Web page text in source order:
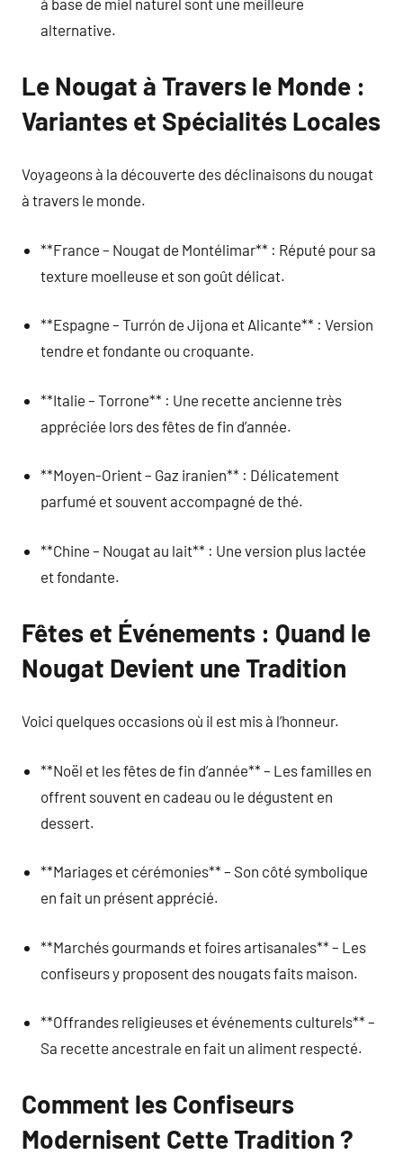
alternative.
Le Nougat à Travers le Monde :
Variantes et Spécialités Locales
Voyageons à la découverte des déclinaisons du nougat
à travers le monde.
**France – Nougat de Montélimar** : Réputé pour sa
texture moelleuse et son goût délicat.
**Espagne – Turrón de Jijona et Alicante** : Version
tendre et fondante ou croquante.
**Italie – Torrone** : Une recette ancienne très
appréciée lors des fêtes de fin d’année.
**Moyen-Orient – Gaz iranien** : Délicatement
parfumé et souvent accompagné de thé.
**Chine – Nougat au lait** : Une version plus lactée
et fondante.
Fêtes et Événements : Quand le
Nougat Devient une Tradition
Voici quelques occasions où il est mis à l’honneur.
**Noël et les fêtes de fin d’année** – Les familles en
offrent souvent en cadeau ou le dégustent en
dessert.
**Mariages et cérémonies** – Son côté symbolique
en fait un présent apprécié.
**Marchés gourmands et foires artisanales** – Les
confiseurs y proposent des nougats faits maison.
**Offrandes religieuses et événements culturels** –
Sa recette ancestrale en fait un aliment respecté.
Comment les Confiseurs
Modernisent Cette Tradition ?